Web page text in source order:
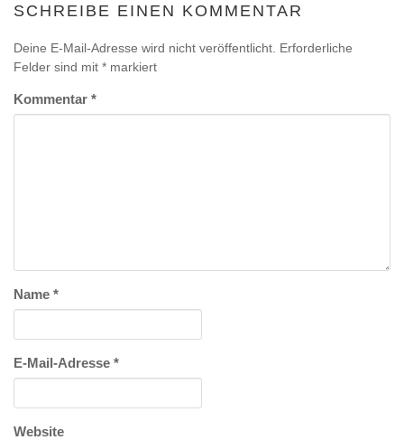
SCHREIBE EINEN KOMMENTAR
Deine E-Mail-Adresse wird nicht veröffentlicht. Erforderliche
Felder sind mit * markiert
Kommentar *
Name *
E-Mail-Adresse *
Website